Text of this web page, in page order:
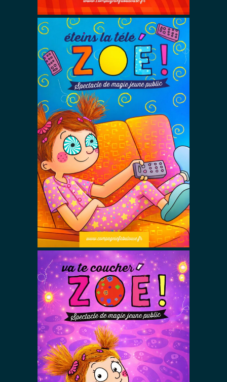
Éteins la Télé
Zoé !
Spectacles De Magie Avec Zoé
Va te coucher
Zoé !
Spectacles De Magie Avec Zoé